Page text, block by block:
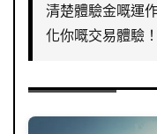
清楚體驗金嘅運
化你嘅交易體驗！